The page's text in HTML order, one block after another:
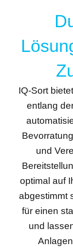
IQ-Sort
entlang
und
optimal auf
abgestimmt
für einen
und